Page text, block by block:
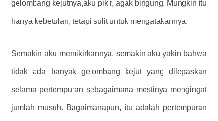
gelombang kejutnya,aku pikir, agak bingung. Mungkin itu
hanya kebetulan, tetapi sulit untuk mengatakannya.
Semakin aku memikirkannya, semakin aku yakin bahwa
tidak ada banyak gelombang kejut yang dilepaskan
selama pertempuran sebagaimana mestinya mengingat
jumlah musuh. Bagaimanapun, itu adalah pertempuran